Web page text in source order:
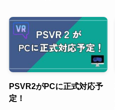
PSVR2がPCに正式対応予
定！